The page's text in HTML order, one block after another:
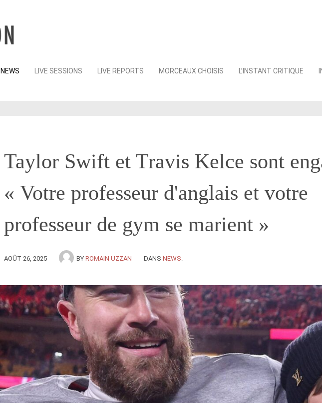
Skip
NEWS LIVE SESSIONS LIVE REPORTS MORCEAUX CHOISIS L’INSTANT CRITIQUE
Taylor Swift et Travis Kelce sont
« Votre professeur d'anglais et votre
professeur de gym se marient »
AOÛT 26, 2025 BY ROMAIN UZZAN DANS NEWS